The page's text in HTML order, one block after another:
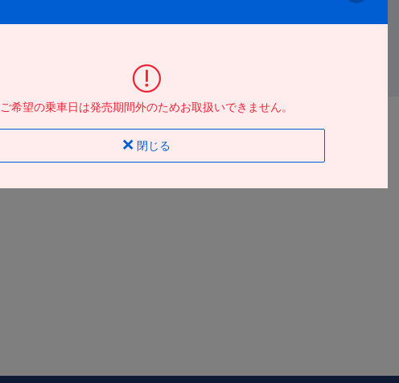
ご希望の乗車日は発売期間外のためお取扱いできません。
閉じる